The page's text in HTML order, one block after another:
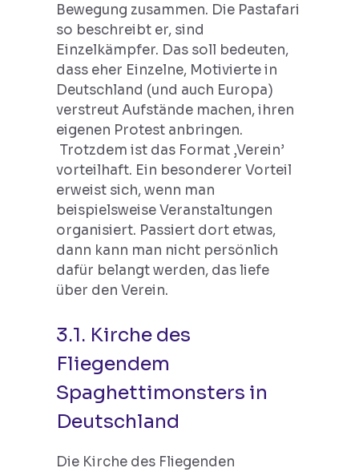
Bewegung zusammen. Die Pastafari
so beschreibt er, sind
Einzelkämpfer. Das soll bedeuten,
dass eher Einzelne, Motivierte in
Deutschland (und auch Europa)
verstreut Aufstände machen, ihren
eigenen Protest anbringen.
Trotzdem ist das Format ‚Verein’
vorteilhaft. Ein besonderer Vorteil
erweist sich, wenn man
beispielsweise Veranstaltungen
organisiert. Passiert dort etwas,
dann kann man nicht persönlich
dafür belangt werden, das liefe
über den Verein.
3.1. Kirche des
Fliegendem
Spaghettimonsters in
Deutschland
Die Kirche des Fliegenden